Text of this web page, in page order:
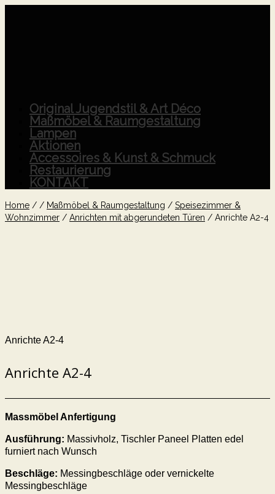
Original Jugendstil & Art Déco
Maßmöbel & Raumgestaltung
Lampen
Aktionen
Accessoires & Kunst & Schmuck
Restaurierung
KONTAKT
Home / / Maßmöbel & Raumgestaltung / Speisezimmer &
Wohnzimmer / Anrichten mit abgerundeten Türen / Anrichte A2-4
Anrichte A2-4
Anrichte A2-4
Massmöbel Anfertigung
Ausführung: Massivholz, Tischler Paneel Platten edel
furniert nach Wunsch
Beschläge: Messingbeschläge oder vernickelte
Messingbeschläge